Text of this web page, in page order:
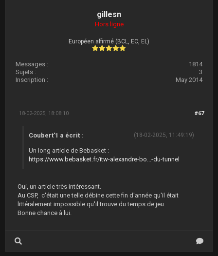
gillesn
Hors ligne
Européen affirmé (BCL, EC, EL)
Messages :
1814
Sujets :
3
Inscription :
May 2014
#67
18-02-2025, 18:08:10
(18-02-2025, 11:49:19)
Coubert'1 a écrit :
Un long article de Bebasket :
https://www.bebasket.fr/itw-alexandre-bo...-du-tunnel
Oui, un article très intéressant.
Au CSP, c'était une telle débine cette fin d'année qu'il était
littéralement impossible qu'il trouve du temps de jeu.
Bonne chance à lui.